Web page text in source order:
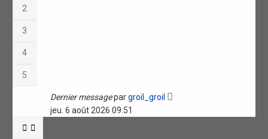
2
3
4
5
Dernier messagepargroil_groil
jeu. 6 août 2026 09:51